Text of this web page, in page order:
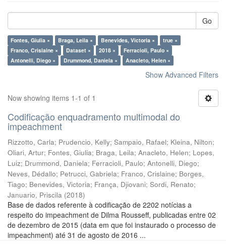
Go
Fontes, Giulia × Braga, Leila × Benevides, Victoria ×
true ×
Franco, Crislaine ×
Dataset × 2018 ×
Ferracioli, Paulo ×
Antonelli, Diego ×
Drummond, Daniela × Anacleto, Helen ×
Show Advanced Filters
Now showing items 1-1 of 1
Codificação enquadramento multimodal do
impeachment
Rizzotto, Carla; Prudencio, Kelly; Sampaio, Rafael; Kleina, Nilton;
Oliari, Artur; Fontes, Giulia; Braga, Leila; Anacleto, Helen; Lopes,
Luiz; Drummond, Daniela; Ferracioli, Paulo; Antonelli, Diego;
Neves, Dédallo; Petrucci, Gabriela; Franco, Crislaine; Borges,
Tiago; Benevides, Victoria; França, Djiovani; Sordi, Renato;
Januario, Priscila (2018)
Base de dados referente à codificação de 2202 notícias a
respeito do impeachment de Dilma Rousseff, publicadas entre 02
de dezembro de 2015 (data em que foi instaurado o processo de
impeachment) até 31 de agosto de 2016 ...